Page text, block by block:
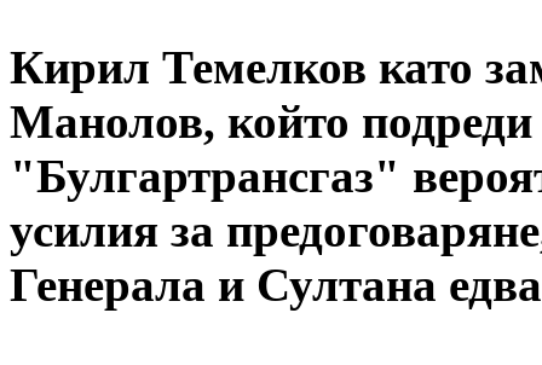
Кирил Темелков като
Манолов, който
"Булгартрансгаз"
усилия за
Генерала и Султана